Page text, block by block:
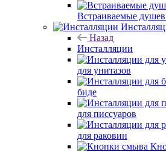
Встраиваемые
Назад
Инсталляции
для унитазов
биде
для писсуаров
для раковин